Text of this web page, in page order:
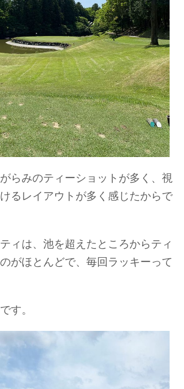
らみのティーショットが多く、視
るレイアウトが多く感じたからで
ィは、池を超えたところからティ
がほとんどで、毎回ラッキーって
す。